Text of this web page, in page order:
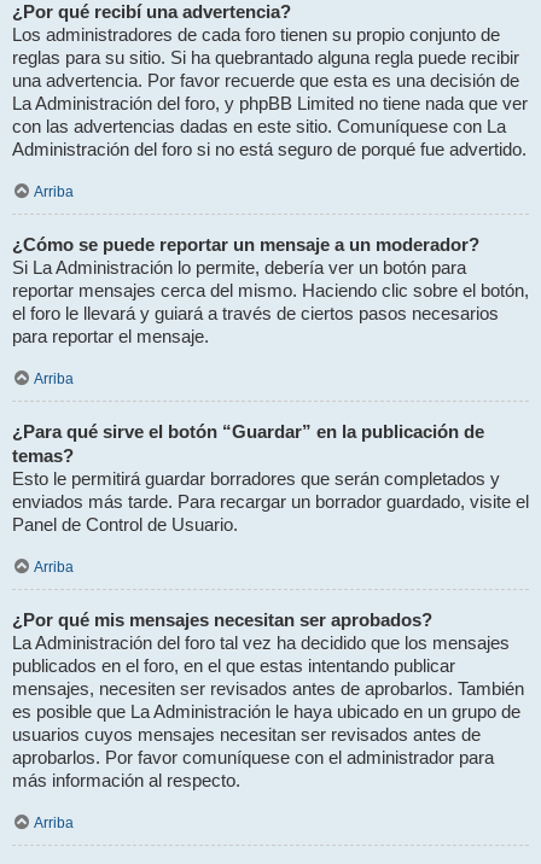
¿Por qué recibí una advertencia?
Los administradores de cada foro tienen su propio conjunto de
reglas para su sitio. Si ha quebrantado alguna regla puede recibir
una advertencia. Por favor recuerde que esta es una decisión de
La Administración del foro, y phpBB Limited no tiene nada que ver
con las advertencias dadas en este sitio. Comuníquese con La
Administración del foro si no está seguro de porqué fue advertido.
Arriba
¿Cómo se puede reportar un mensaje a un moderador?
Si La Administración lo permite, debería ver un botón para
reportar mensajes cerca del mismo. Haciendo clic sobre el botón,
el foro le llevará y guiará a través de ciertos pasos necesarios
para reportar el mensaje.
Arriba
¿Para qué sirve el botón “Guardar” en la publicación de
temas?
Esto le permitirá guardar borradores que serán completados y
enviados más tarde. Para recargar un borrador guardado, visite el
Panel de Control de Usuario.
Arriba
¿Por qué mis mensajes necesitan ser aprobados?
La Administración del foro tal vez ha decidido que los mensajes
publicados en el foro, en el que estas intentando publicar
mensajes, necesiten ser revisados antes de aprobarlos. También
es posible que La Administración le haya ubicado en un grupo de
usuarios cuyos mensajes necesitan ser revisados antes de
aprobarlos. Por favor comuníquese con el administrador para
más información al respecto.
Arriba